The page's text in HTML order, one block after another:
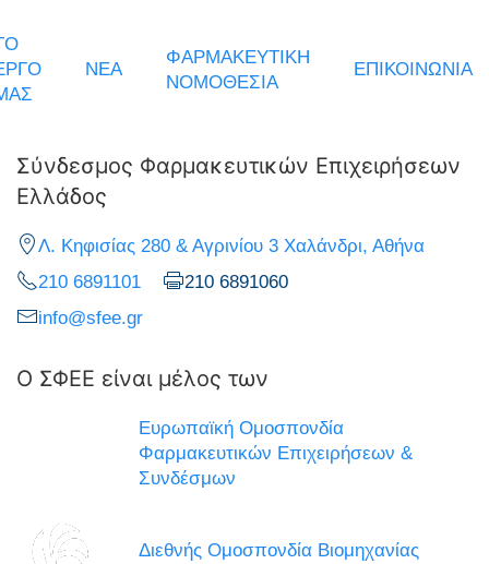
ΝΕΑ
ΦΑΡΜΑΚΕΥΤΙΚΗ
ΝΟΜΟΘΕΣΙΑ
ΕΠΙΚΟΙΝΩΝΙΑ
Σύνδεσμος Φαρμακευτικών Επιχειρήσεων
Ελλάδος
Λ. Κηφισίας 280 & Αγρινίου 3 Χαλάνδρι, Αθήνα
210 6891101
210 6891060
info@sfee.gr
Ο ΣΦΕΕ είναι μέλος των
Ευρωπαϊκή Ομοσπονδία
Φαρμακευτικών Επιχειρήσεων &
Συνδέσμων
Διεθνής Ομοσπονδία Βιομηχανίας